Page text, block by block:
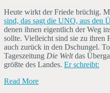
Heute wirkt der Friede brüchig.
sind, das sagt die UNO, aus den
denen ihnen eigentlich der Weg
sollte. Vielleicht sind sie zu ihren
auch zurück in den Dschungel.
Tageszeitung Die Weltdas
größte des Landes. Er schreibt:
Read More